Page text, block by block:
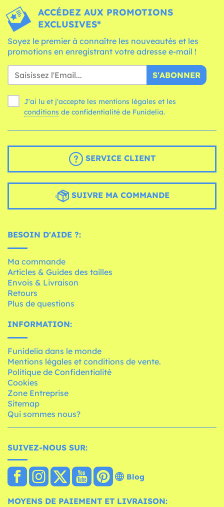
ACCÉDEZ AUX PROMOTIONS
EXCLUSIVES*
Soyez le premier à connaître les nouveautés et les
promotions en enregistrant votre adresse e-mail !
S'ABONNER
J'ai lu et j'accepte les mentions légales et les
conditions de confidentialité de Funidelia.
SERVICE CLIENT
SUIVRE MA COMMANDE
BESOIN D'AIDE ?:
Ma commande
Articles & Guides des tailles
Envois & Livraison
Retours
Plus de questions
INFORMATION:
Funidelia dans le monde
Mentions légales et conditions de vente.
Politique de Confidentialité
Cookies
Zone Entreprise
Sitemap
Qui sommes nous?
SUIVEZ-NOUS SUR:
Blog
MOYENS DE PAIEMENT ET LIVRAISON: